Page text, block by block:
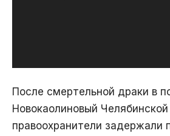
После смертельной драки в
Новокаолиновый
правоохранители задержали